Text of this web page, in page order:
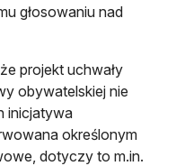
głosowaniu nad
projekt uchwały
obywatelskiej nie
inicjatywa
określonym
dotyczy to m.in.